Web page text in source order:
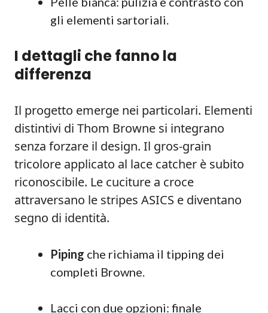
gli elementi sartoriali.
I dettagli che fanno la
differenza
Il progetto emerge nei particolari. Elementi
distintivi di Thom Browne si integrano
senza forzare il design. Il gros-grain
tricolore applicato al lace catcher è subito
riconoscibile. Le cuciture a croce
attraversano le stripes ASICS e diventano
segno di identità.
Piping che richiama il tipping dei
completi Browne.
Lacci con due opzioni: finale